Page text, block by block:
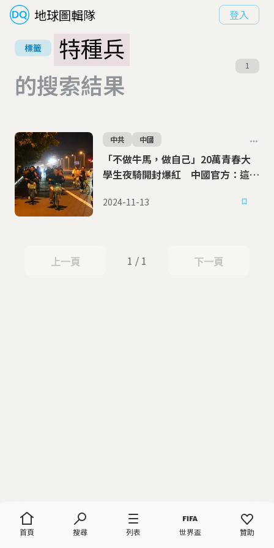
地球圖輯隊 登入
首頁 搜尋 列表 世界盃 贊助
標籤
特種兵
的搜索結果
1
「不做牛馬，做自己」20萬青春大
學生夜騎開封爆紅 中國官方：這是
中共 中國
2024-11-13
上一頁
上一頁 1 / 1 下一頁
下一頁